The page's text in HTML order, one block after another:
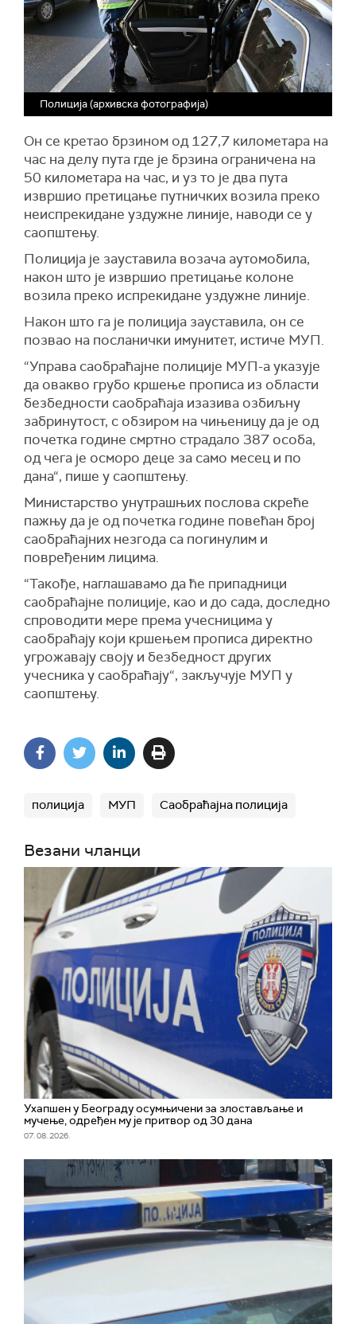
Полиција (архивска фотографија)
Он се кретао брзином од 127,7 километара на
час на делу пута где је брзина ограничена на
50 километара на час, и уз то је два пута
извршио претицање путничких возила преко
неиспрекидане уздужне линије, наводи се у
саопштењу.
Полиција је зауставила возача аутомобила,
након што је извршио претицање колоне
возила преко испрекидане уздужне линије.
Након што га је полиција зауставила, он се
позвао на посланички имунитет, истиче МУП.
“Управа саобраћајне полиције МУП-а указује
да овакво грубо кршење прописа из области
безбедности саобраћаја изазива озбиљну
забринутост, с обзиром на чињеницу да је од
почетка године смртно страдало 387 особа,
од чега је осморо деце за само месец и по
дана“, пише у саопштењу.
Министарство унутрашњих послова скреће
пажњу да је од почетка године повећан број
саобраћајних незгода са погинулим и
повређеним лицима.
“Такође, наглашавамо да ће припадници
саобраћајне полиције, као и до сада, доследно
спроводити мере према учесницима у
саобраћају који кршењем прописа директно
угрожавају своју и безбедност других
учесника у саобраћају“, закључује МУП у
саопштењу.
полиција МУП Саобраћајна полиција
Везани чланци
Ухапшен у Београду осумњичени за злостављање и
мучење, одређен му је притвор од 30 дана
07. 08. 2026.